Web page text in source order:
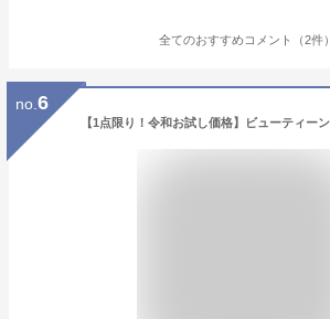
全てのおすすめコメント（2件）
no. 6